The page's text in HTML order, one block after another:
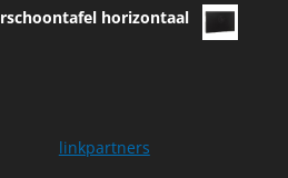
horizontaal
linkpartners